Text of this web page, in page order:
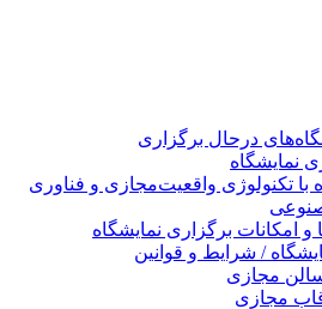
درحال برگزاری
نمایشگاه
با تکنولوژی واقعیت‌مجازی و فناوری
و امکانات برگزاری نمایشگاه
/ شرایط و قوانین
سالن مجازی
قاب مجازی